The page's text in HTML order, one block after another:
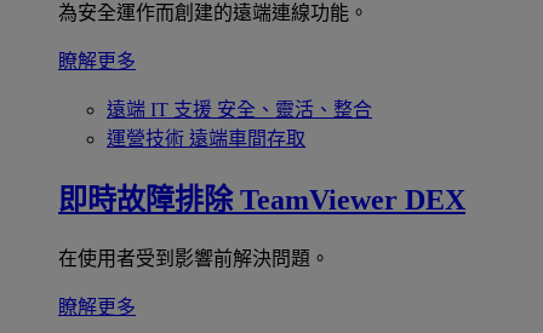
為安全運作而創建的遠端連線功能。
瞭解更多
遠端 IT 支援 安全、靈活、整合
運營技術 遠端車間存取
即時故障排除 TeamViewer DEX
在使用者受到影響前解決問題。
瞭解更多